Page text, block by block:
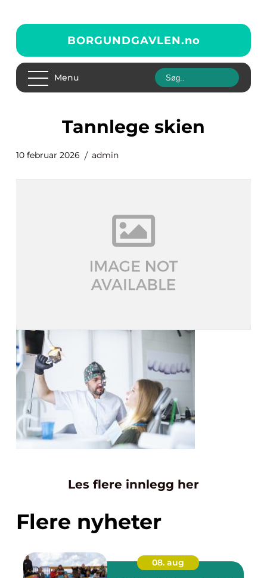
BORGUNDGAVLEN.no
Menu
tannlege skien
10 februar 2026 admin
Les flere innlegg her
Flere nyheter
08. aug